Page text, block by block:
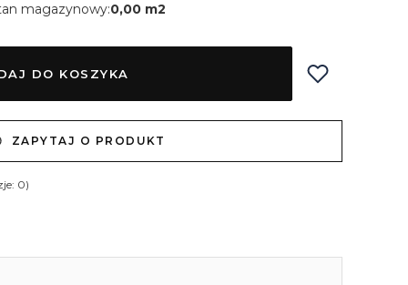
magazynowy:0,00 m2
DO KOSZYKA
ZAPYTAJ O PRODUKT
0)